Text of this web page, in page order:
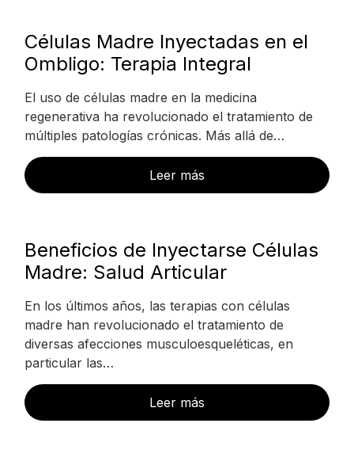
Células Madre Inyectadas en el
Ombligo: Terapia Integral
El uso de células madre en la medicina
regenerativa ha revolucionado el tratamiento de
múltiples patologías crónicas. Más allá de…
Leer más
Beneficios de Inyectarse Células
Madre: Salud Articular
En los últimos años, las terapias con células
madre han revolucionado el tratamiento de
diversas afecciones musculoesqueléticas, en
particular las…
Leer más